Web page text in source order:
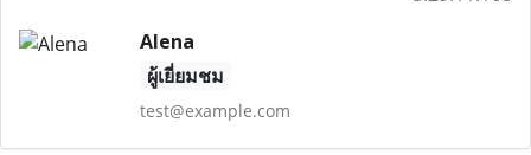
Alena
ผู้เยี่ยมชม
test@example.com